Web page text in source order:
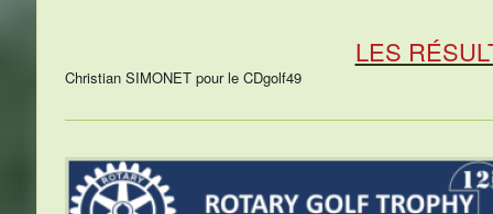
LES
Christian SIMONET pour le CDgolf49